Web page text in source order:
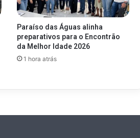
Paraíso das Águas alinha
preparativos para o Encontrão
da Melhor Idade 2026
1 hora atrás